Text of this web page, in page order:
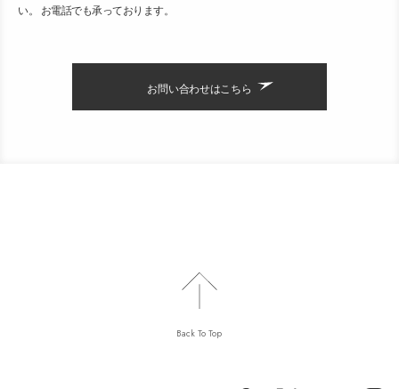
い。 お電話でも承っております。
お問い合わせはこちら
Back To Top